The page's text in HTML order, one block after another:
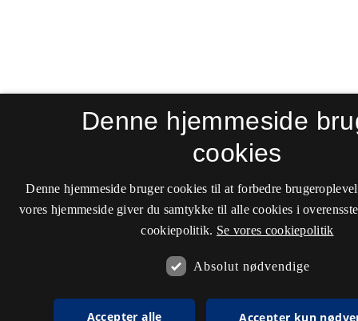
Denne hjemmeside
cookies
Denne hjemmeside bruger cookies til at forbedre
vores hjemmeside giver du samtykke til alle cookies i
cookiepolitik. Se vores cookiepolitik
Absolut nødvendige
Accepter alle Accepter kun